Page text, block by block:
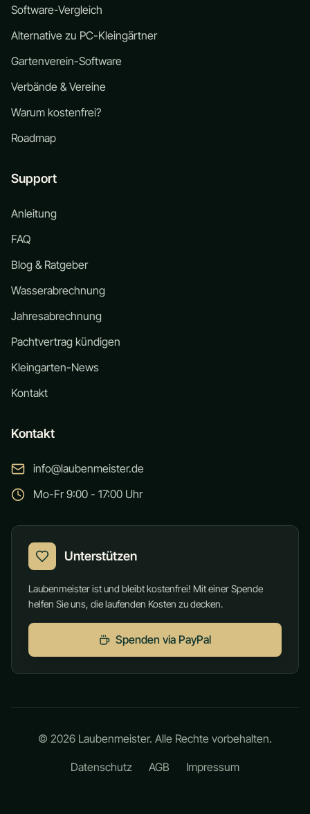
Software-Vergleich
Alternative zu PC-Kleingärtner
Gartenverein-Software
Verbände & Vereine
Warum kostenfrei?
Roadmap
Support
Anleitung
FAQ
Blog & Ratgeber
Wasserabrechnung
Jahresabrechnung
Pachtvertrag kündigen
Kleingarten-News
Kontakt
Kontakt
info@laubenmeister.de
Mo-Fr 9:00 - 17:00 Uhr
Unterstützen
Laubenmeister ist und bleibt kostenfrei! Mit einer Spende
helfen Sie uns, die laufenden Kosten zu decken.
Spenden via PayPal
© 2026 Laubenmeister. Alle Rechte vorbehalten.
Datenschutz AGB Impressum